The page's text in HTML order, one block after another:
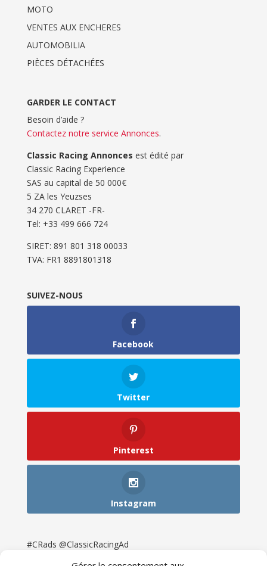
MOTO
VENTES AUX ENCHERES
AUTOMOBILIA
PIÈCES DÉTACHÉES
GARDER LE CONTACT
Besoin d’aide ?
Contactez notre service Annonces.
Classic Racing Annonces est édité par
Classic Racing Experience
SAS au capital de 50 000€
5 ZA les Yeuzses
34 270 CLARET -FR-
Tel: ‭+33 499 666 724‬
SIRET: 891 801 318 00033
TVA: FR1 8891801318
SUIVEZ-NOUS
Facebook
Twitter
Pinterest
Instagram
#CRads @ClassicRacingAd